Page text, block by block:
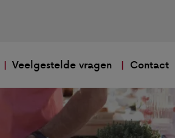
Veelgestelde vragen Contact